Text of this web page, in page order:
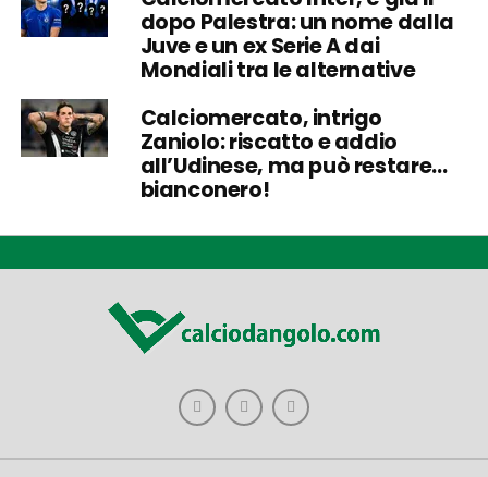
dopo Palestra: un nome dalla
Juve e un ex Serie A dai
Mondiali tra le alternative
Calciomercato, intrigo
Zaniolo: riscatto e addio
all’Udinese, ma può restare…
bianconero!